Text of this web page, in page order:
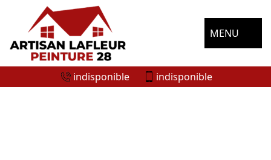
MENU
indisponible indisponible